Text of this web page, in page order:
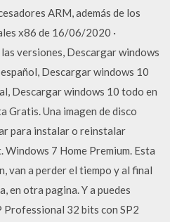
ARM, además de los
x86 de 16/06/2020 ·
versiones, Descargar windows
Descargar windows 10
Descargar windows 10 todo en
Gratis. Una imagen de disco
para instalar o reinstalar
7 Home Premium. Esta
van a perder el tiempo y al final
en otra pagina. Y a puedes
32 bits con SP2